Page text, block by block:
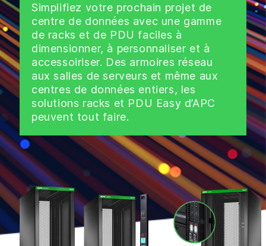
Simplifiez votre prochain projet de
centre de données avec une gamme
de racks et de PDU faciles à
dimensionner, à personnaliser et à
accessoiriser. Des armoires réseau
aux salles de serveurs et même aux
centres de données entiers, les
solutions racks et PDU Easy d’APC
peuvent tout faire.